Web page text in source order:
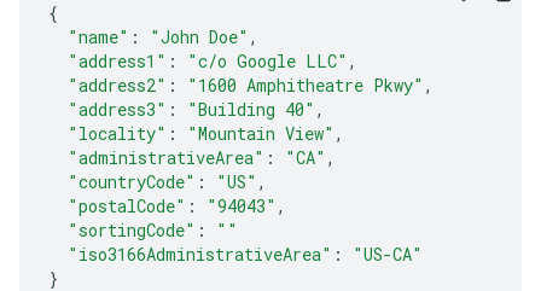
{
"name" : "John Doe" ,
"address1" : "c/o Google LLC" ,
"address2" : "1600 Amphitheatre Pkwy" ,
"address3" : "Building 40" ,
"locality" : "Mountain View" ,
"administrativeArea" : "CA" ,
"countryCode" : "US" ,
"postalCode" : "94043" ,
"sortingCode" :
""
"iso3166AdministrativeArea" :
"US-CA"
}